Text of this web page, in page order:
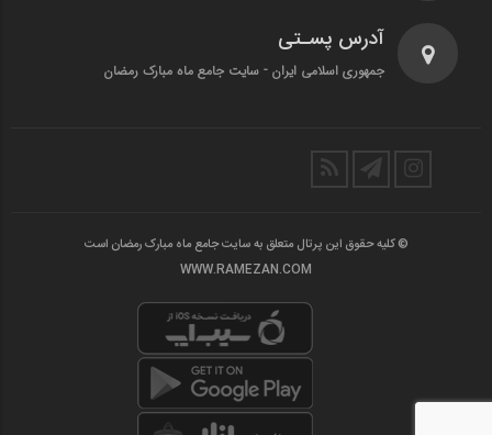
آدرس پسـتی
جمهوری اسلامی ایران - سایت جامع ماه مبارک رمضان
© کلیه حقوق این پرتال متعلق به سایت جامع ماه مبارک رمضان است
WWW.RAMEZAN.COM